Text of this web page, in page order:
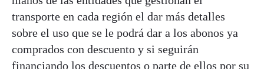
transporte en cada región el dar más detalles
sobre el uso que se le podrá dar a los abonos ya
comprados con descuento y si seguirán
financiando los descuentos o parte de ellos por su